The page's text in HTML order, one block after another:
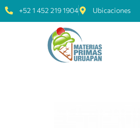
+52 1 452 219 1904 Ubicaciones